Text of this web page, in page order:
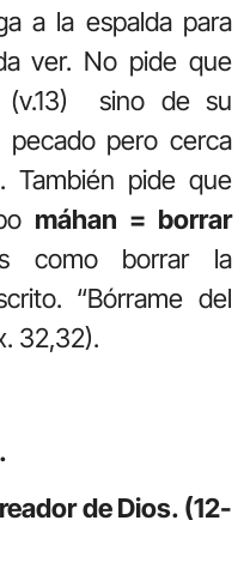
a la espalda para
ver. No pide que
sino de su
pecado pero cerca
También pide que
máhan = borrar
como borrar la
“Bórrame del
32,32).
de Dios. (12-